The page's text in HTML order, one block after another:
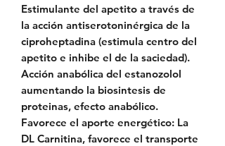
Estimulante del apetito a través de
la acción antiserotoninérgica de la
ciproheptadina (estimula centro del
apetito e inhibe el de la saciedad).
Acción anabólica del estanozolol
aumentando la biosintesis de
proteinas, efecto anabólico.
Favorece el aporte energético: La
DL Carnitina, favorece el transporte